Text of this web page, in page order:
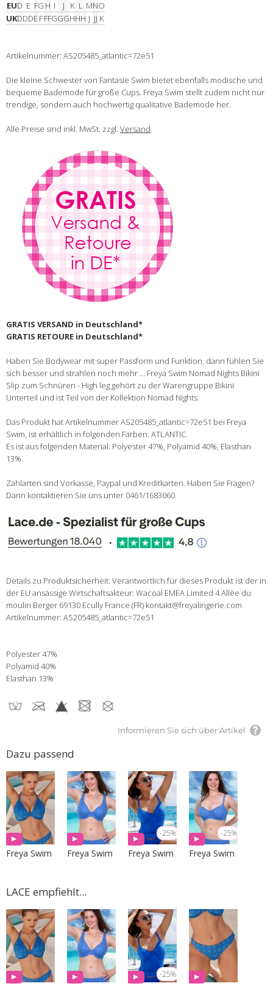
EUD E FG H I J K L MNO
UKDDDEFFFGGGHHH J JJ K
Artikelnummer: AS205485_atlantic=72e51
Die kleine Schwester von Fantasie Swim bietet ebenfalls modische und
bequeme Bademode für große Cups. Freya Swim stellt zudem nicht nur
trendige, sondern auch hochwertig qualitative Bademode her.
Alle Preise sind inkl. MwSt. zzgl. Versand.
GRATIS VERSAND in Deutschland*
GRATIS RETOURE in Deutschland*
Haben Sie Bodywear mit super Passform und Funktion, dann fühlen Sie
sich besser und strahlen noch mehr ... Freya Swim Nomad Nights Bikini
Slip zum Schnüren - High leg gehört zu der Warengruppe Bikini
Unterteil und ist Teil von der Kollektion Nomad Nights.
Das Produkt hat Artikelnummer AS205485_atlantic=72e51 bei Freya
Swim, ist erhältlich in folgenden Farben: ATLANTIC.
Es ist aus folgenden Material: Polyester 47%, Polyamid 40%, Elasthan
13%.
Zahlarten sind Vorkasse, Paypal und Kreditkarten. Haben Sie Fragen?
Dann kontaktieren Sie uns unter 0461/1683060.
Details zu Produktsicherheit: Verantwortlich für dieses Produkt ist der in
der EU ansässige Wirtschaftsakteur: Wacoal EMEA Limited 4 Allèe du
moulin Berger 69130 Ecully France (FR) kontakt@freyalingerie.com
Artikelnummer: AS205485_atlantic=72e51
Polyester 47%
Polyamid 40%
Elasthan 13%
Informieren Sie sich über Artikel
Dazu passend
Freya Swim Freya Swim
-25%
Freya Swim
-25%
Freya Swim
LACE empfiehlt...
-25%